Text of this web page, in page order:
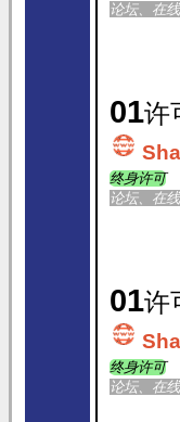
论坛、在
01许
终身许可
论坛、在
01许
终身许可
论坛、在